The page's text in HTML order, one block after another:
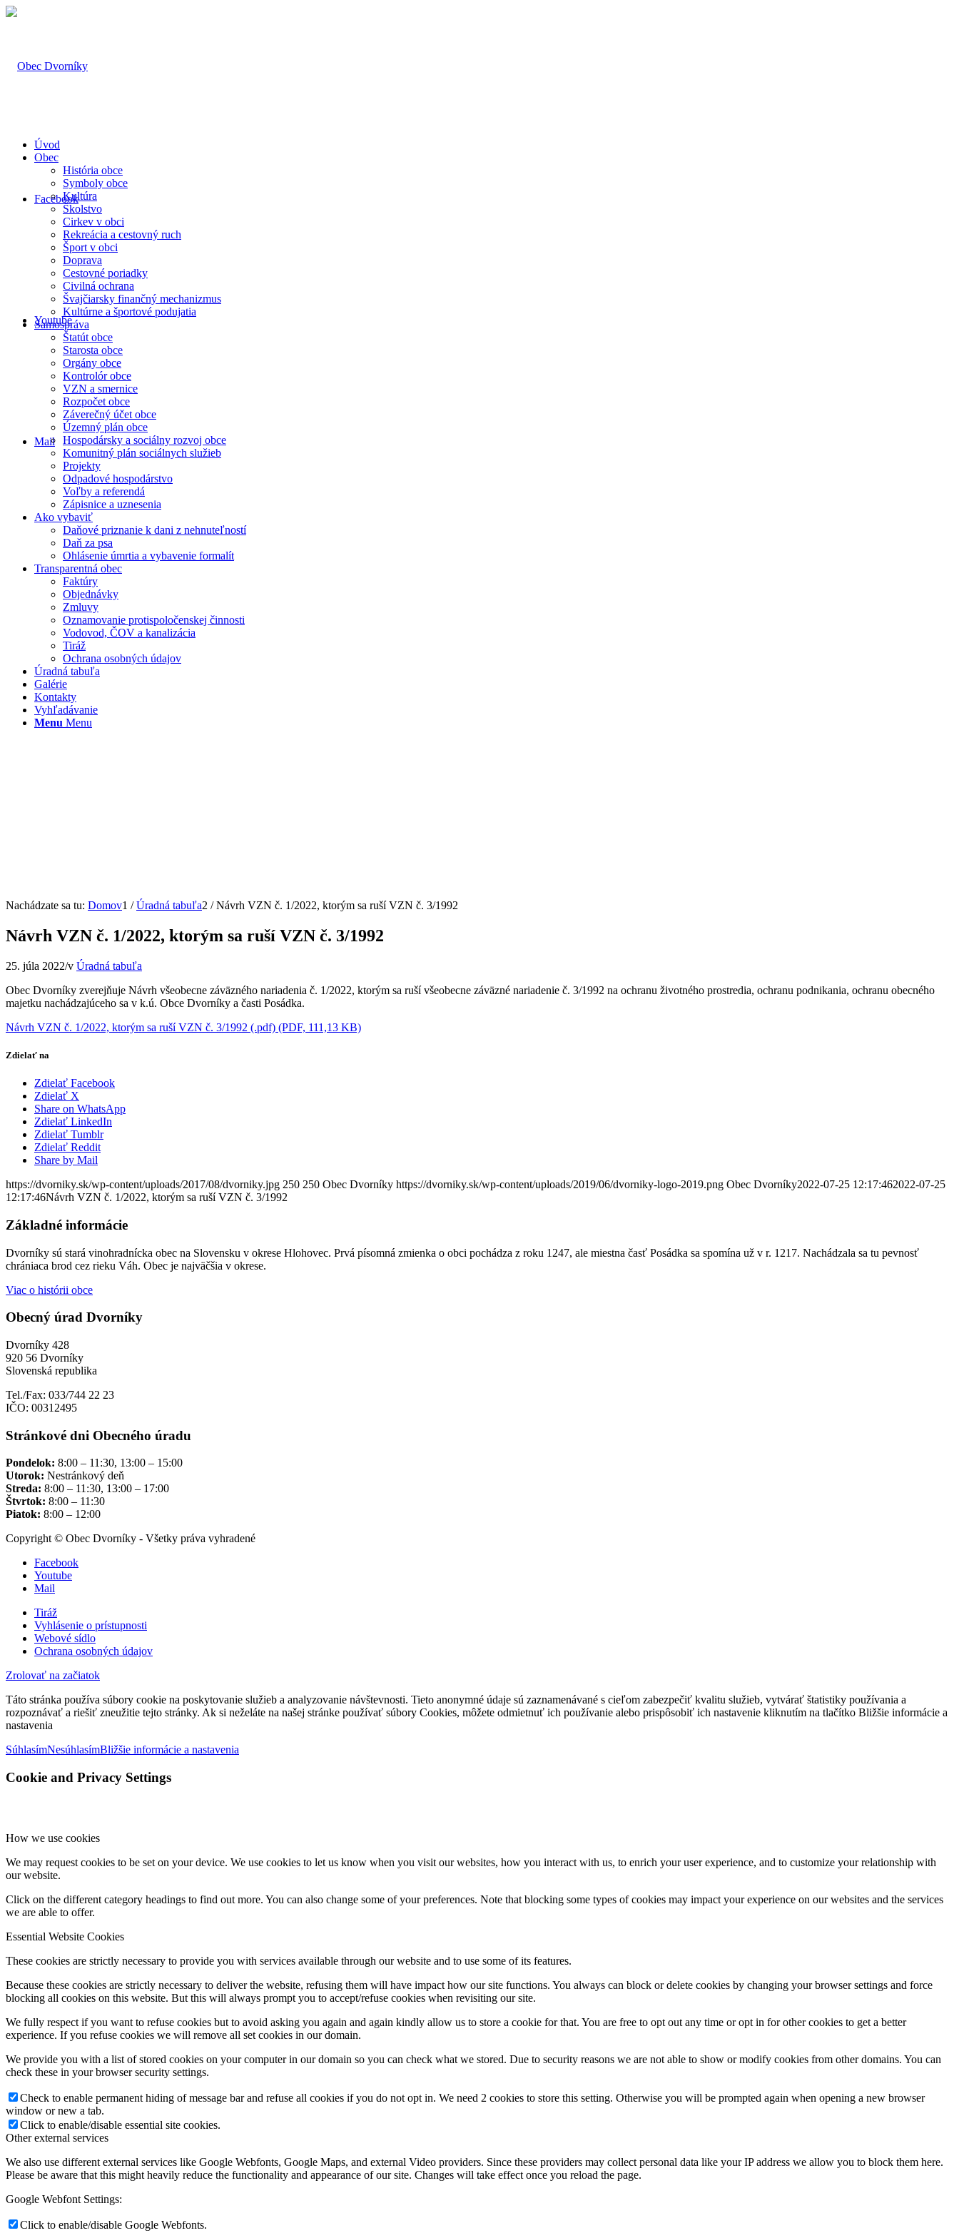
Facebook
Youtube
Mail
Úvod
Obec
História obce
Symboly obce
Kultúra
Školstvo
Cirkev v obci
Rekreácia a cestovný ruch
Šport v obci
Doprava
Cestovné poriadky
Civilná ochrana
Švajčiarsky finančný mechanizmus
Kultúrne a športové podujatia
Samospráva
Štatút obce
Starosta obce
Orgány obce
Kontrolór obce
VZN a smernice
Rozpočet obce
Záverečný účet obce
Územný plán obce
Hospodársky a sociálny rozvoj obce
Komunitný plán sociálnych služieb
Projekty
Odpadové hospodárstvo
Voľby a referendá
Zápisnice a uznesenia
Ako vybaviť
Daňové priznanie k dani z nehnuteľností
Daň za psa
Ohlásenie úmrtia a vybavenie formalít
Transparentná obec
Faktúry
Objednávky
Zmluvy
Oznamovanie protispoločenskej činnosti
Vodovod, ČOV a kanalizácia
Tiráž
Ochrana osobných údajov
Úradná tabuľa
Galérie
Kontakty
Vyhľadávanie
Menu Menu
Nachádzate sa tu: Domov1 / Úradná tabuľa2 / Návrh VZN č. 1/2022, ktorým sa ruší VZN č. 3/1992
Návrh VZN č. 1/2022, ktorým sa ruší VZN č. 3/1992
25. júla 2022/v Úradná tabuľa
Obec Dvorníky zverejňuje Návrh všeobecne záväzného nariadenia č. 1/2022, ktorým sa ruší všeobecne záväzné nariadenie č. 3/1992 na ochranu životného prostredia, ochranu podnikania, ochranu obecného
majetku nachádzajúceho sa v k.ú. Obce Dvorníky a časti Posádka.
Návrh VZN č. 1/2022, ktorým sa ruší VZN č. 3/1992 (.pdf) (PDF, 111,13 KB)
Zdielať na
Zdielať Facebook
Zdielať X
Share on WhatsApp
Zdielať LinkedIn
Zdielať Tumblr
Zdielať Reddit
Share by Mail
https://dvorniky.sk/wp-content/uploads/2017/08/dvorniky.jpg 250 250 Obec Dvorníky https://dvorniky.sk/wp-content/uploads/2019/06/dvorniky-logo-2019.png Obec Dvorníky2022-07-25 12:17:462022-07-25
12:17:46Návrh VZN č. 1/2022, ktorým sa ruší VZN č. 3/1992
Základné informácie
Dvorníky sú stará vinohradnícka obec na Slovensku v okrese Hlohovec. Prvá písomná zmienka o obci pochádza z roku 1247, ale miestna časť Posádka sa spomína už v r. 1217. Nachádzala sa tu pevnosť
chrániaca brod cez rieku Váh. Obec je najväčšia v okrese.
Viac o histórii obce
Obecný úrad Dvorníky
Dvorníky 428
920 56 Dvorníky
Slovenská republika
Tel./Fax: 033/744 22 23
IČO: 00312495
Stránkové dni Obecného úradu
Pondelok: 8:00 – 11:30, 13:00 – 15:00
Utorok: Nestránkový deň
Streda: 8:00 – 11:30, 13:00 – 17:00
Štvrtok: 8:00 – 11:30
Piatok: 8:00 – 12:00
Copyright © Obec Dvorníky - Všetky práva vyhradené
Facebook
Youtube
Mail
Tiráž
Vyhlásenie o prístupnosti
Webové sídlo
Ochrana osobných údajov
Zrolovať na začiatok
Táto stránka používa súbory cookie na poskytovanie služieb a analyzovanie návštevnosti. Tieto anonymné údaje sú zaznamenávané s cieľom zabezpečiť kvalitu služieb, vytvárať štatistiky používania a
rozpoznávať a riešiť zneužitie tejto stránky. Ak si neželáte na našej stránke používať súbory Cookies, môžete odmietnuť ich používanie alebo prispôsobiť ich nastavenie kliknutím na tlačítko Bližšie informácie a
nastavenia
SúhlasímNesúhlasímBližšie informácie a nastavenia
Cookie and Privacy Settings
How we use cookies
We may request cookies to be set on your device. We use cookies to let us know when you visit our websites, how you interact with us, to enrich your user experience, and to customize your relationship with
our website.
Click on the different category headings to find out more. You can also change some of your preferences. Note that blocking some types of cookies may impact your experience on our websites and the services
we are able to offer.
Essential Website Cookies
These cookies are strictly necessary to provide you with services available through our website and to use some of its features.
Because these cookies are strictly necessary to deliver the website, refusing them will have impact how our site functions. You always can block or delete cookies by changing your browser settings and force
blocking all cookies on this website. But this will always prompt you to accept/refuse cookies when revisiting our site.
We fully respect if you want to refuse cookies but to avoid asking you again and again kindly allow us to store a cookie for that. You are free to opt out any time or opt in for other cookies to get a better
experience. If you refuse cookies we will remove all set cookies in our domain.
We provide you with a list of stored cookies on your computer in our domain so you can check what we stored. Due to security reasons we are not able to show or modify cookies from other domains. You can
check these in your browser security settings.
Check to enable permanent hiding of message bar and refuse all cookies if you do not opt in. We need 2 cookies to store this setting. Otherwise you will be prompted again when opening a new browser
window or new a tab.
Click to enable/disable essential site cookies.
Other external services
We also use different external services like Google Webfonts, Google Maps, and external Video providers. Since these providers may collect personal data like your IP address we allow you to block them here.
Please be aware that this might heavily reduce the functionality and appearance of our site. Changes will take effect once you reload the page.
Google Webfont Settings:
Click to enable/disable Google Webfonts.